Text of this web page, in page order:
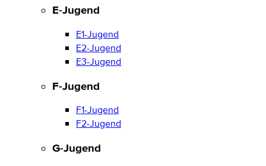
E-Jugend
E1-Jugend
E2-Jugend
E3-Jugend
F-Jugend
F1-Jugend
F2-Jugend
G-Jugend